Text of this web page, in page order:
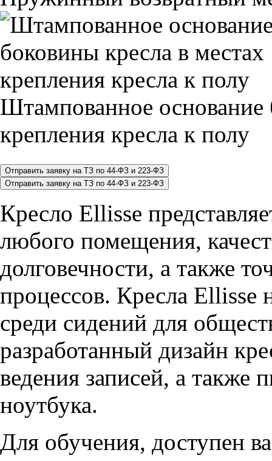
Штампованное основание
крепления кресла к полу
Кресло Ellisse
любого помещения,
долговечности, а также
процессов. Кресла Ellisse
среди сидений для
разработанный дизайн
ведения записей, а также
ноутбука.
Для обучения, доступен